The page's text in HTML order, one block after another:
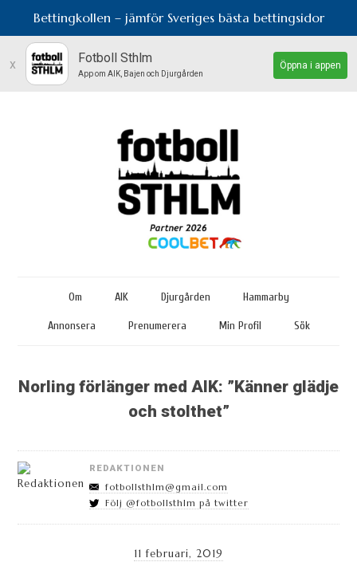
Bettingkollen – jämför Sveriges bästa bettingsidor
x Fotboll Sthlm
App om AIK, Bajen och Djurgården
Öppna i appen
Om AIK Djurgården Hammarby
Annonsera Prenumerera Min Profil Sök
Norling förlänger med AIK: ”Känner glädje
och stolthet”
REDAKTIONEN
fotbollsthlm@gmail.com
Följ @fotbollsthlm på twitter
11 februari, 2019